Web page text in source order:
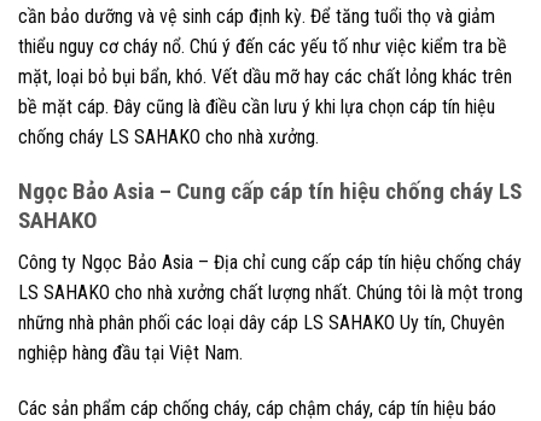
cần bảo dưỡng và vệ sinh cáp định kỳ. Để tăng tuổi thọ và giảm
thiểu nguy cơ cháy nổ. Chú ý đến các yếu tố như việc kiểm tra bề
mặt, loại bỏ bụi bẩn, khó. Vết dầu mỡ hay các chất lỏng khác trên
bề mặt cáp. Đây cũng là điều cần lưu ý khi lựa chọn cáp tín hiệu
chống cháy LS SAHAKO cho nhà xưởng.
Ngọc Bảo Asia – Cung cấp cáp tín hiệu chống cháy LS
SAHAKO
Công ty Ngọc Bảo Asia – Địa chỉ cung cấp cáp tín hiệu chống cháy
LS SAHAKO cho nhà xưởng chất lượng nhất. Chúng tôi là một trong
những nhà phân phối các loại dây cáp LS SAHAKO Uy tín, Chuyên
nghiệp hàng đầu tại Việt Nam.
Các sản phẩm cáp chống cháy, cáp chậm cháy, cáp tín hiệu báo